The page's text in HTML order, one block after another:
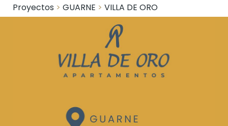
Proyectos > GUARNE > VILLA DE ORO